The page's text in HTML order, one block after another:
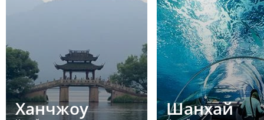
Ханчжоу Шанхай